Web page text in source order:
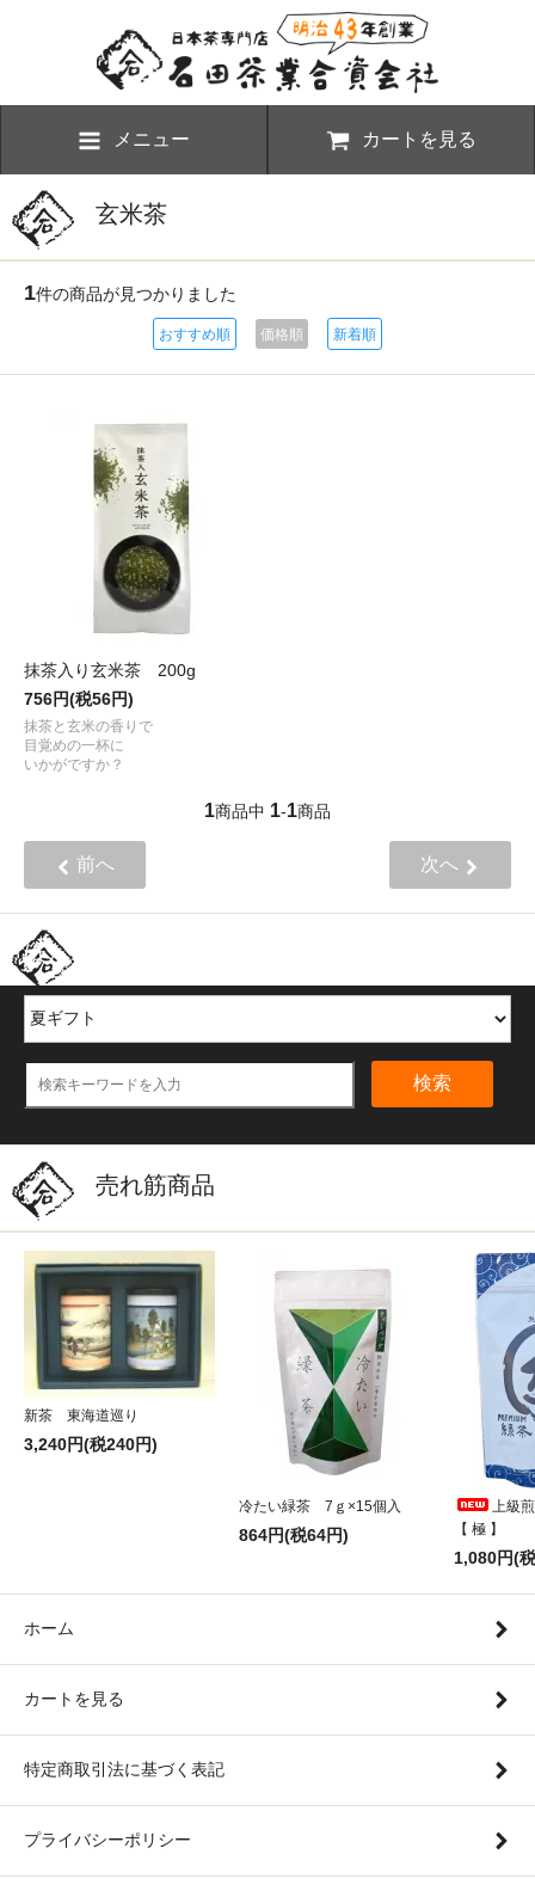
メニュー カートを見る
玄米茶
1件の商品が見つかりました
おすすめ順 価格順 新着順
抹茶入り玄米茶 200g
756円(税56円)
抹茶と玄米の香りで
目覚めの一杯に
いかがですか？
1商品中 1-1商品
前へ 次へ
ほかの商品を探す
検索
売れ筋商品
新茶 東海道巡り
3,240円(税240円)
冷たい緑茶 7ｇ×15個入
864円(税64円)
上級
【 極 】
1,080円(
ホーム
カートを見る
特定商取引法に基づく表記
プライバシーポリシー